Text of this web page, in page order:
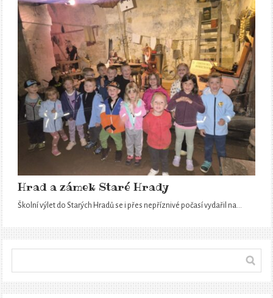
Hrad a zámek Staré Hrady
Školní výlet do Starých Hradů se i přes nepříznivé počasí vydařil na…